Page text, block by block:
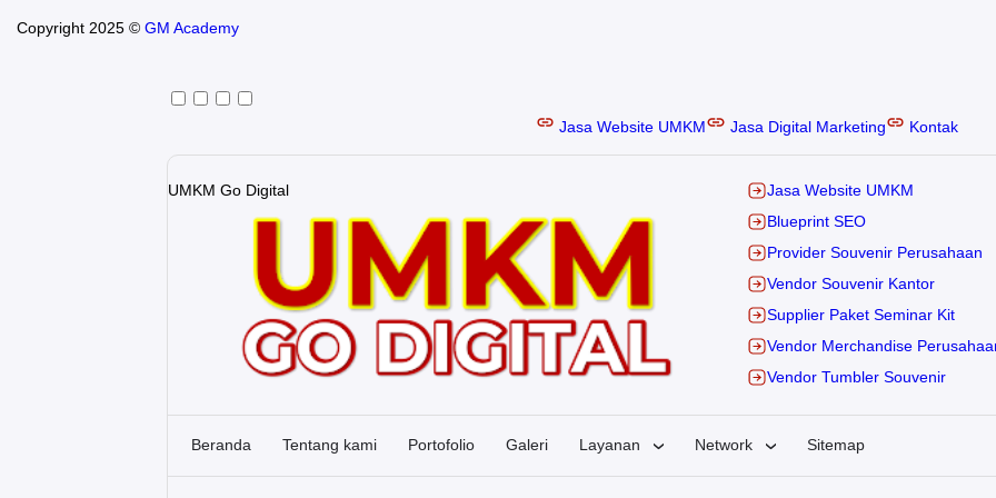
Copyright 2025 © GM Academy
Jasa Website UMKM Jasa Digital Marketing Kontak
UMKM Go Digital
Jasa Website UMKM
Blueprint SEO
Provider Souvenir Perusahaan
Vendor Souvenir Kantor
Supplier Paket Seminar Kit
Vendor Merchandise
Vendor Tumbler Souvenir
Beranda Tentang kami Portofolio Galeri Layanan Network Sitemap